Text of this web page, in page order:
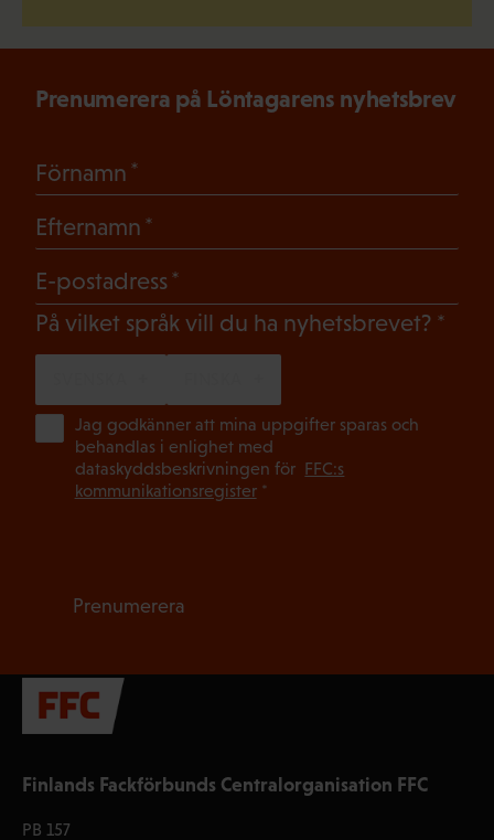
Finlands Fackförbunds Centralorganisation FFC
PB 157
Prenumerera på Löntagarens nyhetsbrev
Förnamn
Efternamn
E-postadress
På vilket språk vill du ha nyhetsbrevet?
Jag godkänner att mina uppgifter sparas och
behandlas i enlighet med
dataskyddsbeskrivningen för FFC:s
kommunikationsregister*
Prenumerera